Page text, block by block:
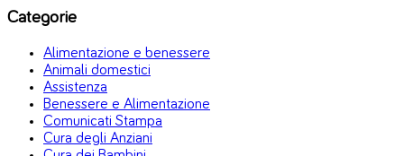
Categorie
Alimentazione e benessere
Animali domestici
Assistenza
Benessere e Alimentazione
Comunicati Stampa
Cura degli Anziani